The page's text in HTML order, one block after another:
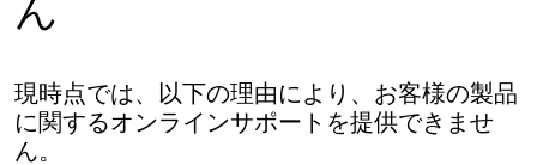
現時点では、以下の理由により、お客様の製品
に関するオンラインサポートを提供できませ
ん。